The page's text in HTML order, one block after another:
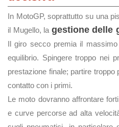
In MotoGP, soprattutto su una
il Mugello, la gestione delle
Il giro secco premia il
equilibrio. Spingere troppo nei
prestazione finale; partire
contatto con i primi.
Le moto dovranno affrontare
e curve percorse ad alta